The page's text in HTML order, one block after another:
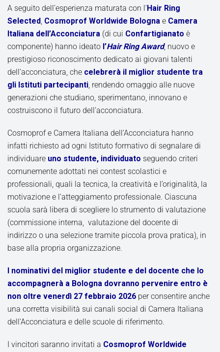
A seguito dell’esperienza maturata con l’Hair Ring
Selected, Cosmoprof Worldwide Bologna e Camera
Italiana dell’Acconciatura (di cui Confartigianato è
componente) hanno ideato l’Hair Ring Award, nuovo e
prestigioso riconoscimento dedicato ai giovani talenti
dell’acconciatura, che celebrerà il miglior studente tra
gli Istituti partecipanti, rendendo omaggio alle nuove
generazioni che studiano, sperimentano, innovano e
costruiscono il futuro dell’acconciatura.
Cosmoprof e Camera Italiana dell’Acconciatura hanno
infatti richiesto ad ogni Istituto formativo di segnalare di
individuare uno studente, individuato seguendo criteri
comunemente adottati nei contest scolastici e
professionali, quali la tecnica, la creatività e l’originalità, la
motivazione e l’atteggiamento professionale. Ciascuna
scuola sarà libera di scegliere lo strumento di valutazione
(commissione interna, valutazione del docente di
indirizzo o una selezione tramite piccola prova pratica), in
base alla propria organizzazione.
I nominativi del miglior studente e del docente che lo
accompagnerà a Bologna dovranno pervenire entro è
non oltre venerdì 27 febbraio 2026 per consentire anche
una corretta visibilità sui canali social di Camera Italiana
dell’Acconciatura e delle scuole di riferimento.
I vincitori saranno invitati a Cosmoprof Worldwide